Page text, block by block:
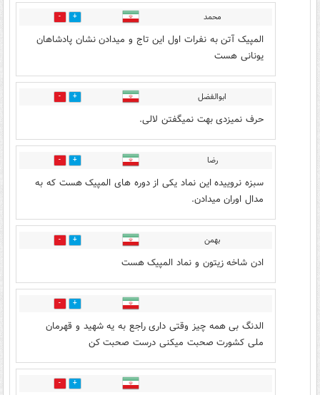
محمد 4
المپیک آتن به نفرات اول این تاج و میدادن نشان پادشاهان
یونانی هست
ابوالفضل 9
حرف نمیزدی بهت نمیگفتن لالی.
رضا 3
سبزه نروییده این نماد یکی از دوره های المپیک هست که به
مدال اوران میدادن.
بهمن 3
ادن شاخه زیتون و نماد المپیک هست
7
الدنگ بی همه چیز وقتی داری راجع به یه شهید و قهرمان
ملی کشورت صحبت میکنی درست صحبت کن
14